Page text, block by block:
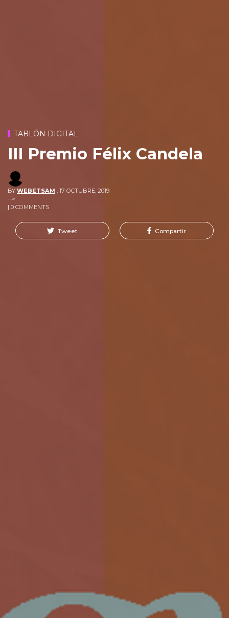
TABLÓN DIGITAL
III Premio Félix Candela
BY WEBETSAM , 17 OCTUBRE, 2019
-->
| 0 COMMENTS
Tweet Compartir